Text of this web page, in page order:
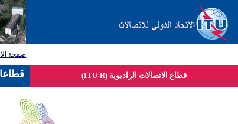
صفحة
قطاع الاتصالات الراديوية (ITU-R)